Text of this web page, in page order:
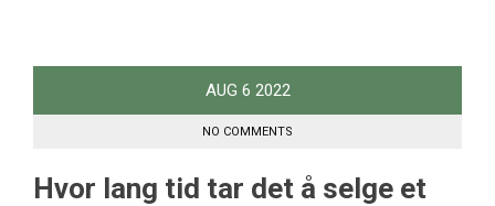
AUG 6 2022
NO COMMENTS
Hvor lang tid tar det å selge et